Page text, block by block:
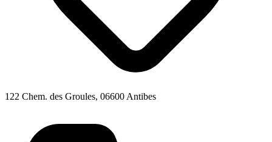
122 Chem. des Groules, 06600 Antibes